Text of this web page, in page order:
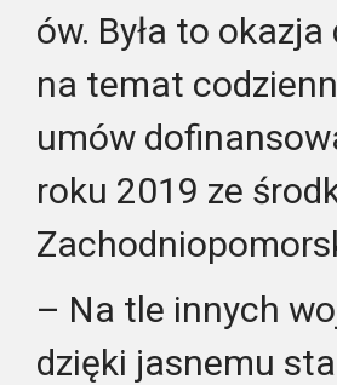
ów. Była to
na temat
umów
roku 2019 ze
– Na tle innych
dzięki jasnemu